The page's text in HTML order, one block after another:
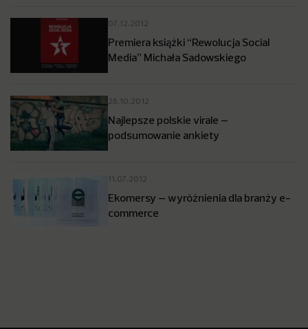
07.12.2012
Premiera książki “Rewolucja Social
Media” Michała Sadowskiego
26.10.2012
Najlepsze polskie virale –
podsumowanie ankiety
11.07.2012
Ekomersy – wyróżnienia dla branży e-
commerce